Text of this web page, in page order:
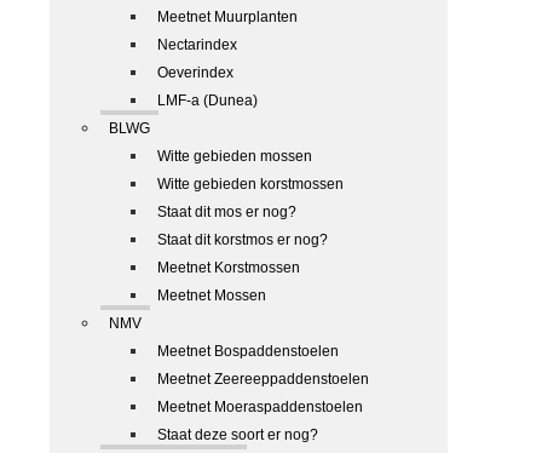
Meetnet Muurplanten
Nectarindex
Oeverindex
LMF-a (Dunea)
BLWG
Witte gebieden mossen
Witte gebieden korstmossen
Staat dit mos er nog?
Staat dit korstmos er nog?
Meetnet Korstmossen
Meetnet Mossen
NMV
Meetnet Bospaddenstoelen
Meetnet Zeereeppaddenstoelen
Meetnet Moeraspaddenstoelen
Staat deze soort er nog?